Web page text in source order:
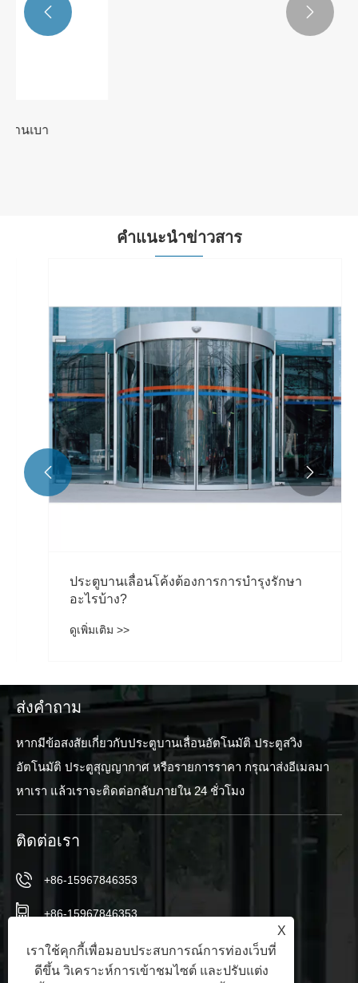
 
คำแนะนำข่าวสาร
ประตูบานเลื่อนโค้งต้องการการบำรุงรักษา
อะไรบ้าง?
ดูเพิ่มเติม >>
 
ส่งคำถาม
หากมีข้อสงสัยเกี่ยวกับประตูบานเลื่อนอัตโนมัติ ประตูสวิง
อัตโนมัติ ประตูสุญญากาศ หรือรายการราคา กรุณาส่งอีเมลมา
หาเรา แล้วเราจะติดต่อกลับภายใน 24 ชั่วโมง
ติดต่อเรา
+86-15967846353
+86-15967846353
info@vezedoors.com
ในสวนอุตสาหกรรมเมือง Hemudi สำนักงานจีน
X
เราใช้คุกกี้เพื่อมอบประสบการณ์การท่องเว็บที่
ดีขึ้น วิเคราะห์การเข้าชมไซต์ และปรับแต่ง